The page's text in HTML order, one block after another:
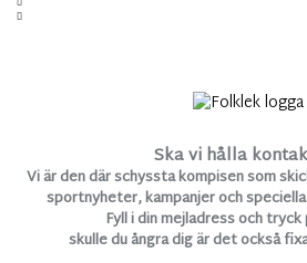
Ska vi hålla
Vi är den där schyssta kompisen som
sportnyheter, kampanjer och
Fyll i din mejladress och
skulle du ångra dig är det också